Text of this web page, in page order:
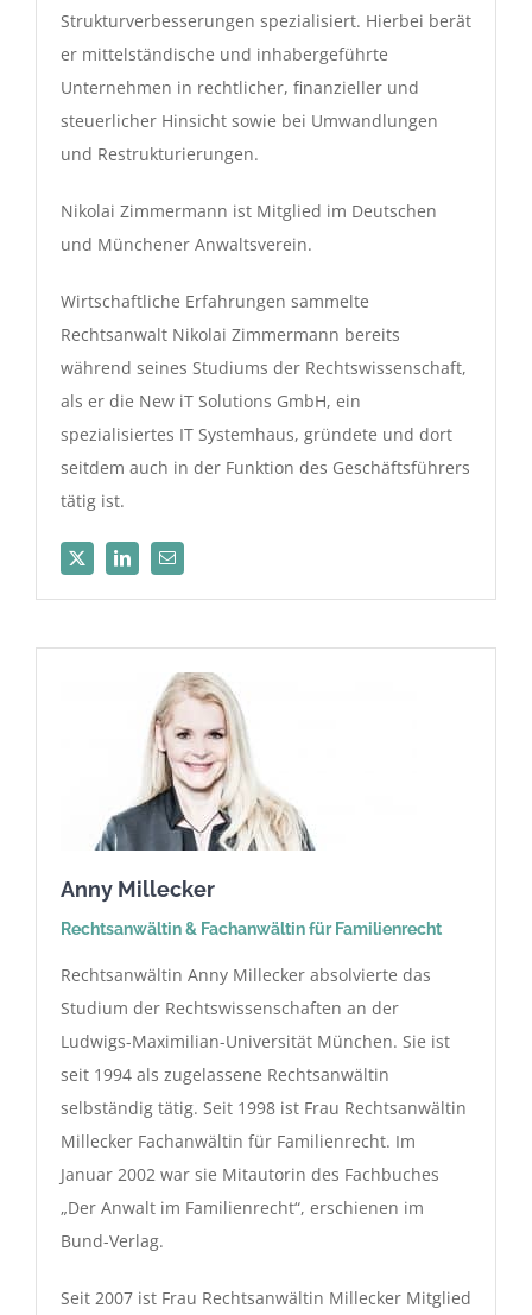
Strukturverbesserungen spezialisiert. Hierbei berät
er mittelständische und inhabergeführte
Unternehmen in rechtlicher, finanzieller und
steuerlicher Hinsicht sowie bei Umwandlungen
und Restrukturierungen.
Nikolai Zimmermann ist Mitglied im Deutschen
und Münchener Anwaltsverein.
Wirtschaftliche Erfahrungen sammelte
Rechtsanwalt Nikolai Zimmermann bereits
während seines Studiums der Rechtswissenschaft,
als er die New iT Solutions GmbH, ein
spezialisiertes IT Systemhaus, gründete und dort
seitdem auch in der Funktion des Geschäftsführers
tätig ist.
Anny Millecker
Rechtsanwältin & Fachanwältin für Familienrecht
Rechtsanwältin Anny Millecker absolvierte das
Studium der Rechtswissenschaften an der
Ludwigs-Maximilian-Universität München. Sie ist
seit 1994 als zugelassene Rechtsanwältin
selbständig tätig. Seit 1998 ist Frau Rechtsanwältin
Millecker Fachanwältin für Familienrecht. Im
Januar 2002 war sie Mitautorin des Fachbuches
„Der Anwalt im Familienrecht“, erschienen im
Bund-Verlag.
Seit 2007 ist Frau Rechtsanwältin Millecker Mitglied